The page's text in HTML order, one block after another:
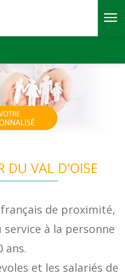
DU VAL D'OISE
de proximité,
service à la personne
ans.
et les salariés de